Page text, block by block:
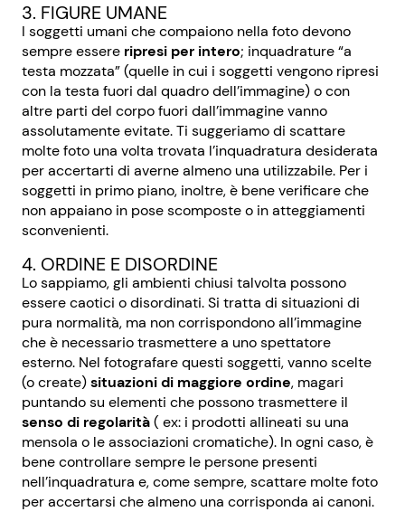
3. FIGURE UMANE
I soggetti umani che compaiono nella foto devono
sempre essere ripresi per intero; inquadrature “a
testa mozzata” (quelle in cui i soggetti vengono ripresi
con la testa fuori dal quadro dell’immagine) o con
altre parti del corpo fuori dall’immagine vanno
assolutamente evitate. Ti suggeriamo di scattare
molte foto una volta trovata l’inquadratura desiderata
per accertarti di averne almeno una utilizzabile. Per i
soggetti in primo piano, inoltre, è bene verificare che
non appaiano in pose scomposte o in atteggiamenti
sconvenienti.
4. ORDINE E DISORDINE
Lo sappiamo, gli ambienti chiusi talvolta possono
essere caotici o disordinati. Si tratta di situazioni di
pura normalità, ma non corrispondono all’immagine
che è necessario trasmettere a uno spettatore
esterno. Nel fotografare questi soggetti, vanno scelte
(o create)situazioni di maggiore ordine, magari
puntando su elementi che possono trasmettere il
senso di regolarità( ex: i prodotti allineati su una
mensola o le associazioni cromatiche). In ogni caso, è
bene controllare sempre le persone presenti
nell’inquadratura e, come sempre, scattare molte foto
per accertarsi che almeno una corrisponda ai canoni.